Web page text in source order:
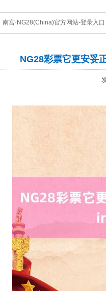
南宫·NG28(China)官方网站-登录入口
NG28彩票它更安妥